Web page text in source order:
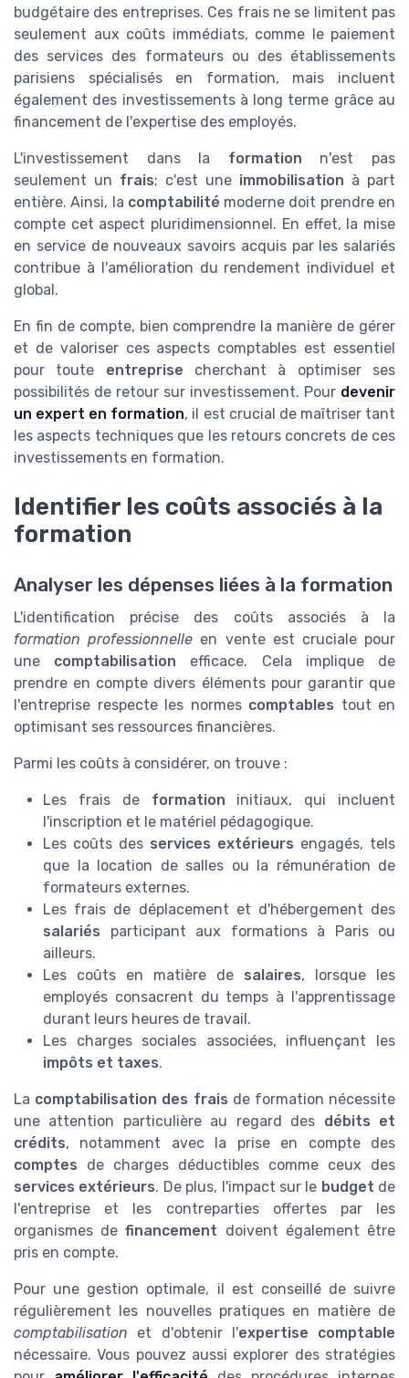
budgétaire des entreprises. Ces frais ne se limitent pas
seulement aux coûts immédiats, comme le paiement
des services des formateurs ou des établissements
parisiens spécialisés en formation, mais incluent
également des investissements à long terme grâce au
financement de l'expertise des employés.
L'investissement dans la formation n'est pas
seulement un frais; c'est une immobilisation à part
entière. Ainsi, la comptabilité moderne doit prendre en
compte cet aspect pluridimensionnel. En effet, la mise
en service de nouveaux savoirs acquis par les salariés
contribue à l'amélioration du rendement individuel et
global.
En fin de compte, bien comprendre la manière de gérer
et de valoriser ces aspects comptables est essentiel
pour toute entreprise cherchant à optimiser ses
possibilités de retour sur investissement. Pour devenir
un expert en formation, il est crucial de maîtriser tant
les aspects techniques que les retours concrets de ces
investissements en formation.
Identifier les coûts associés à la
formation
Analyser les dépenses liées à la formation
L'identification précise des coûts associés à la
formation professionnelle en vente est cruciale pour
une comptabilisation efficace. Cela implique de
prendre en compte divers éléments pour garantir que
l'entreprise respecte les normes comptables tout en
optimisant ses ressources financières.
Parmi les coûts à considérer, on trouve :
Les frais de formation initiaux, qui incluent
l'inscription et le matériel pédagogique.
Les coûts des services extérieurs engagés, tels
que la location de salles ou la rémunération de
formateurs externes.
Les frais de déplacement et d'hébergement des
salariés participant aux formations à Paris ou
ailleurs.
Les coûts en matière de salaires, lorsque les
employés consacrent du temps à l'apprentissage
durant leurs heures de travail.
Les charges sociales associées, influençant les
impôts et taxes.
La comptabilisation des frais de formation nécessite
une attention particulière au regard des débits et
crédits, notamment avec la prise en compte des
comptes de charges déductibles comme ceux des
services extérieurs. De plus, l'impact sur le budget de
l'entreprise et les contreparties offertes par les
organismes definancement doivent également être
pris en compte.
Pour une gestion optimale, il est conseillé de suivre
régulièrement les nouvelles pratiques en matière de
comptabilisation et d'obtenir l'expertise comptable
nécessaire. Vous pouvez aussi explorer des stratégies